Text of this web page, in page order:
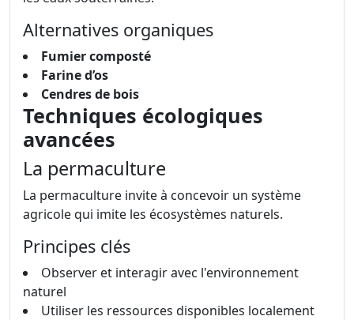
Alternatives organiques
Fumier composté
Farine d’os
Cendres de bois
Techniques écologiques
avancées
La permaculture
La permaculture invite à concevoir un système
agricole qui imite les écosystèmes naturels.
Principes clés
Observer et interagir avec l'environnement
naturel
Utiliser les ressources disponibles localement